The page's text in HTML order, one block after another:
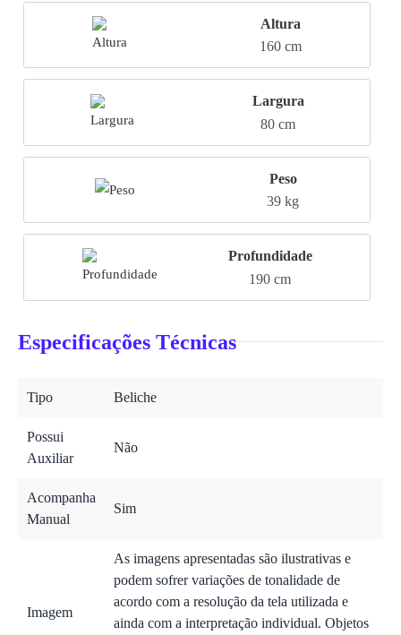
Altura
160 cm
Largura
80 cm
Peso
39 kg
Profundidade
190 cm
Especificações Técnicas
Tipo Beliche
Possui
Auxiliar
Não
Acompanha
Manual
Sim
Imagem
As imagens apresentadas são ilustrativas e
podem sofrer variações de tonalidade de
acordo com a resolução da tela utilizada e
ainda com a interpretação individual. Objetos